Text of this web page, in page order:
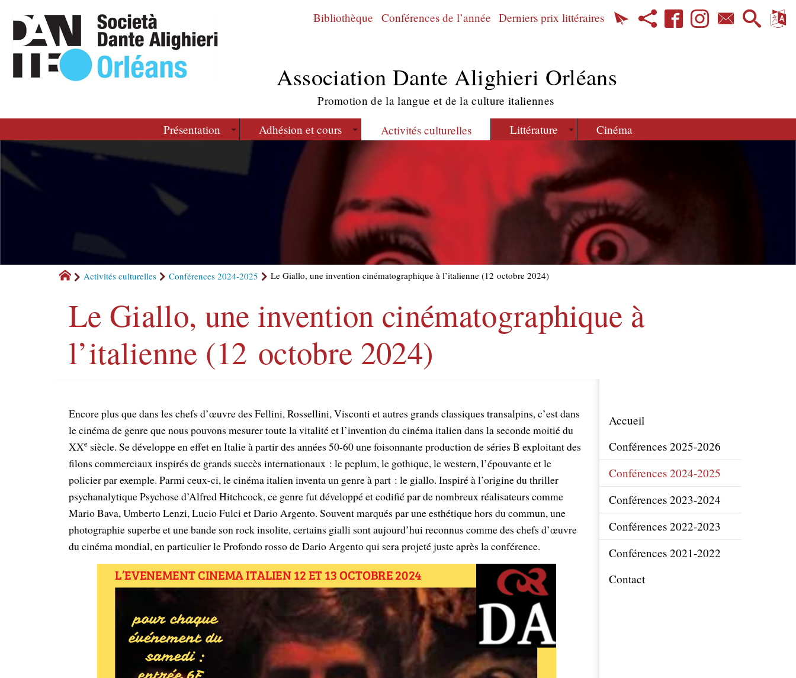
Bibliothèque Conférences de l’année Derniers prix littéraires
Association Dante Alighieri Orléans
Promotion de la langue et de la culture italiennes
Présentation
Adhésion et cours Activités culturelles Littérature Cinéma
Activités culturelles Conférences 2024-2025 Le Giallo, une invention cinématographique à l’italienne (12 octobre 2024)
Le Giallo, une invention cinématographique à
l’italienne (12 octobre 2024)
Encore plus que dans les chefs d’œuvre des Fellini, Rossellini, Visconti et autres grands classiques transalpins, c’est dans
le cinéma de genre que nous pouvons mesurer toute la vitalité et l’invention du cinéma italien dans la seconde moitié du
XXe siècle. Se développe en effet en Italie à partir des années 50-60 une foisonnante production de séries B exploitant des
filons commerciaux inspirés de grands succès internationaux : le peplum, le gothique, le western, l’épouvante et le
policier par exemple. Parmi ceux-ci, le cinéma italien inventa un genre à part : le giallo. Inspiré à l’origine du thriller
psychanalytique Psychose d’Alfred Hitchcock, ce genre fut développé et codifié par de nombreux réalisateurs comme
Mario Bava, Umberto Lenzi, Lucio Fulci et Dario Argento. Souvent marqués par une esthétique hors du commun, une
photographie superbe et une bande son rock insolite, certains gialli sont aujourd’hui reconnus comme des chefs d’œuvre
du cinéma mondial, en particulier le Profondo rosso de Dario Argento qui sera projeté juste après la conférence.
Accueil
Conférences 2025-2026
Conférences 2024-2025
Conférences 2023-2024
Conférences 2022-2023
Conférences 2021-2022
Contact